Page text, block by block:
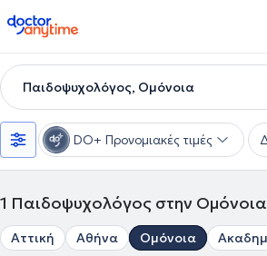
doctoranytime
Παιδοψυχολόγος, Ομόνοια
DO+ Προνομιακές τιμές
1 Παιδοψυχολόγος στην Ομόνοια
Αττική Αθήνα Ομόνοια